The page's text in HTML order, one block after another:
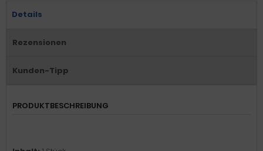
Details
Rezensionen
Kunden-Tipp
PRODUKTBESCHREIBUNG